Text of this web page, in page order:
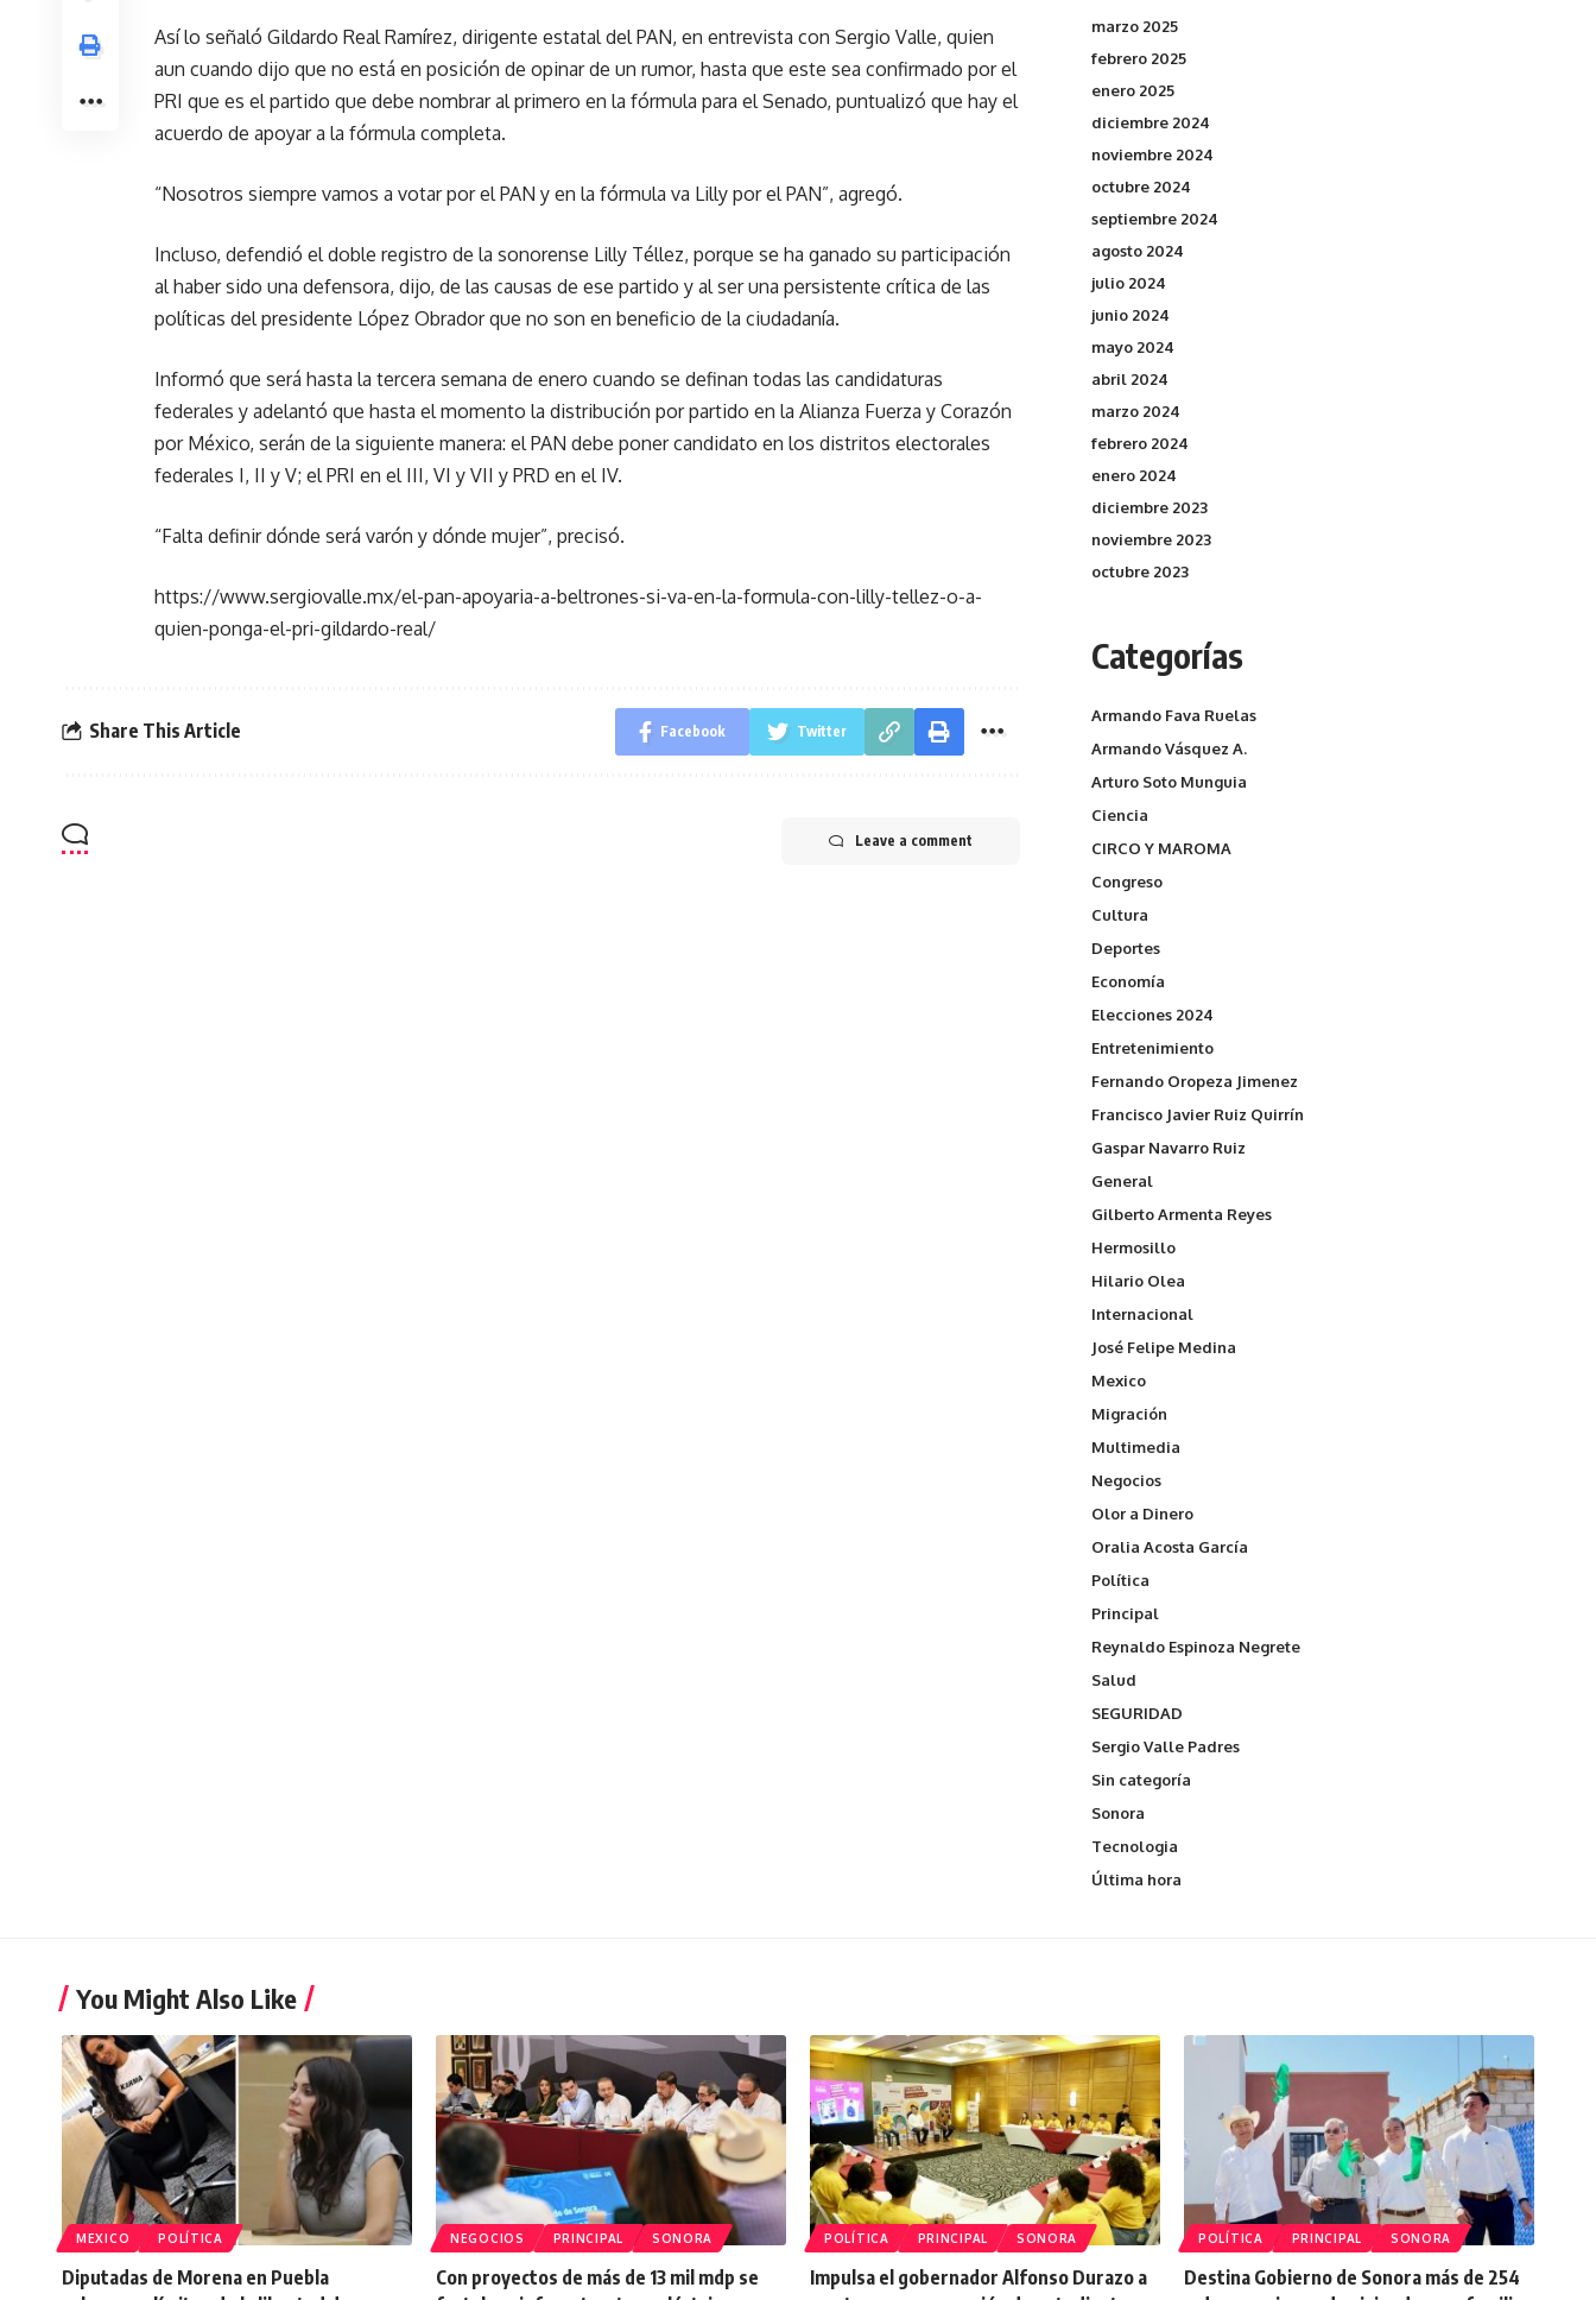
Así lo señaló Gildardo Real Ramírez, dirigente estatal del PAN, en entrevista con Sergio Valle, quien
aun cuando dijo que no está en posición de opinar de un rumor, hasta que este sea confirmado por el
PRI que es el partido que debe nombrar al primero en la fórmula para el Senado, puntualizó que hay el
acuerdo de apoyar a la fórmula completa.
“Nosotros siempre vamos a votar por el PAN y en la fórmula va Lilly por el PAN”, agregó.
Incluso, defendió el doble registro de la sonorense Lilly Téllez, porque se ha ganado su participación
al haber sido una defensora, dijo, de las causas de ese partido y al ser una persistente crítica de las
políticas del presidente López Obrador que no son en beneficio de la ciudadanía.
Informó que será hasta la tercera semana de enero cuando se definan todas las candidaturas
federales y adelantó que hasta el momento la distribución por partido en la Alianza Fuerza y Corazón
por México, serán de la siguiente manera: el PAN debe poner candidato en los distritos electorales
federales I, II y V; el PRI en el III, VI y VII y PRD en el IV.
“Falta definir dónde será varón y dónde mujer”, precisó.
https://www.sergiovalle.mx/el-pan-apoyaria-a-beltrones-si-va-en-la-formula-con-lilly-tellez-o-a-
quien-ponga-el-pri-gildardo-real/
Share This Article Facebook Twitter
Leave a comment
marzo 2025
febrero 2025
enero 2025
diciembre 2024
noviembre 2024
octubre 2024
septiembre 2024
agosto 2024
julio 2024
junio 2024
mayo 2024
abril 2024
marzo 2024
febrero 2024
enero 2024
diciembre 2023
noviembre 2023
octubre 2023
Categorías
Armando Fava Ruelas
Armando Vásquez A.
Arturo Soto Munguia
Ciencia
CIRCO Y MAROMA
Congreso
Cultura
Deportes
Economía
Elecciones 2024
Entretenimiento
Fernando Oropeza Jimenez
Francisco Javier Ruiz Quirrín
Gaspar Navarro Ruiz
General
Gilberto Armenta Reyes
Hermosillo
Hilario Olea
Internacional
José Felipe Medina
Mexico
Migración
Multimedia
Negocios
Olor a Dinero
Oralia Acosta García
Política
Principal
Reynaldo Espinoza Negrete
Salud
SEGURIDAD
Sergio Valle Padres
Sin categoría
Sonora
Tecnologia
Última hora
You Might Also Like
MEXICO POLÍTICA
Diputadas de Morena en Puebla
NEGOCIOS PRINCIPAL SONORA
Con proyectos de más de 13 mil mdp se
POLÍTICA PRINCIPAL SONORA
Impulsa el gobernador Alfonso Durazo a
POLÍTICA PRINCIPAL SONORA
Destina Gobierno de Sonora más de 254